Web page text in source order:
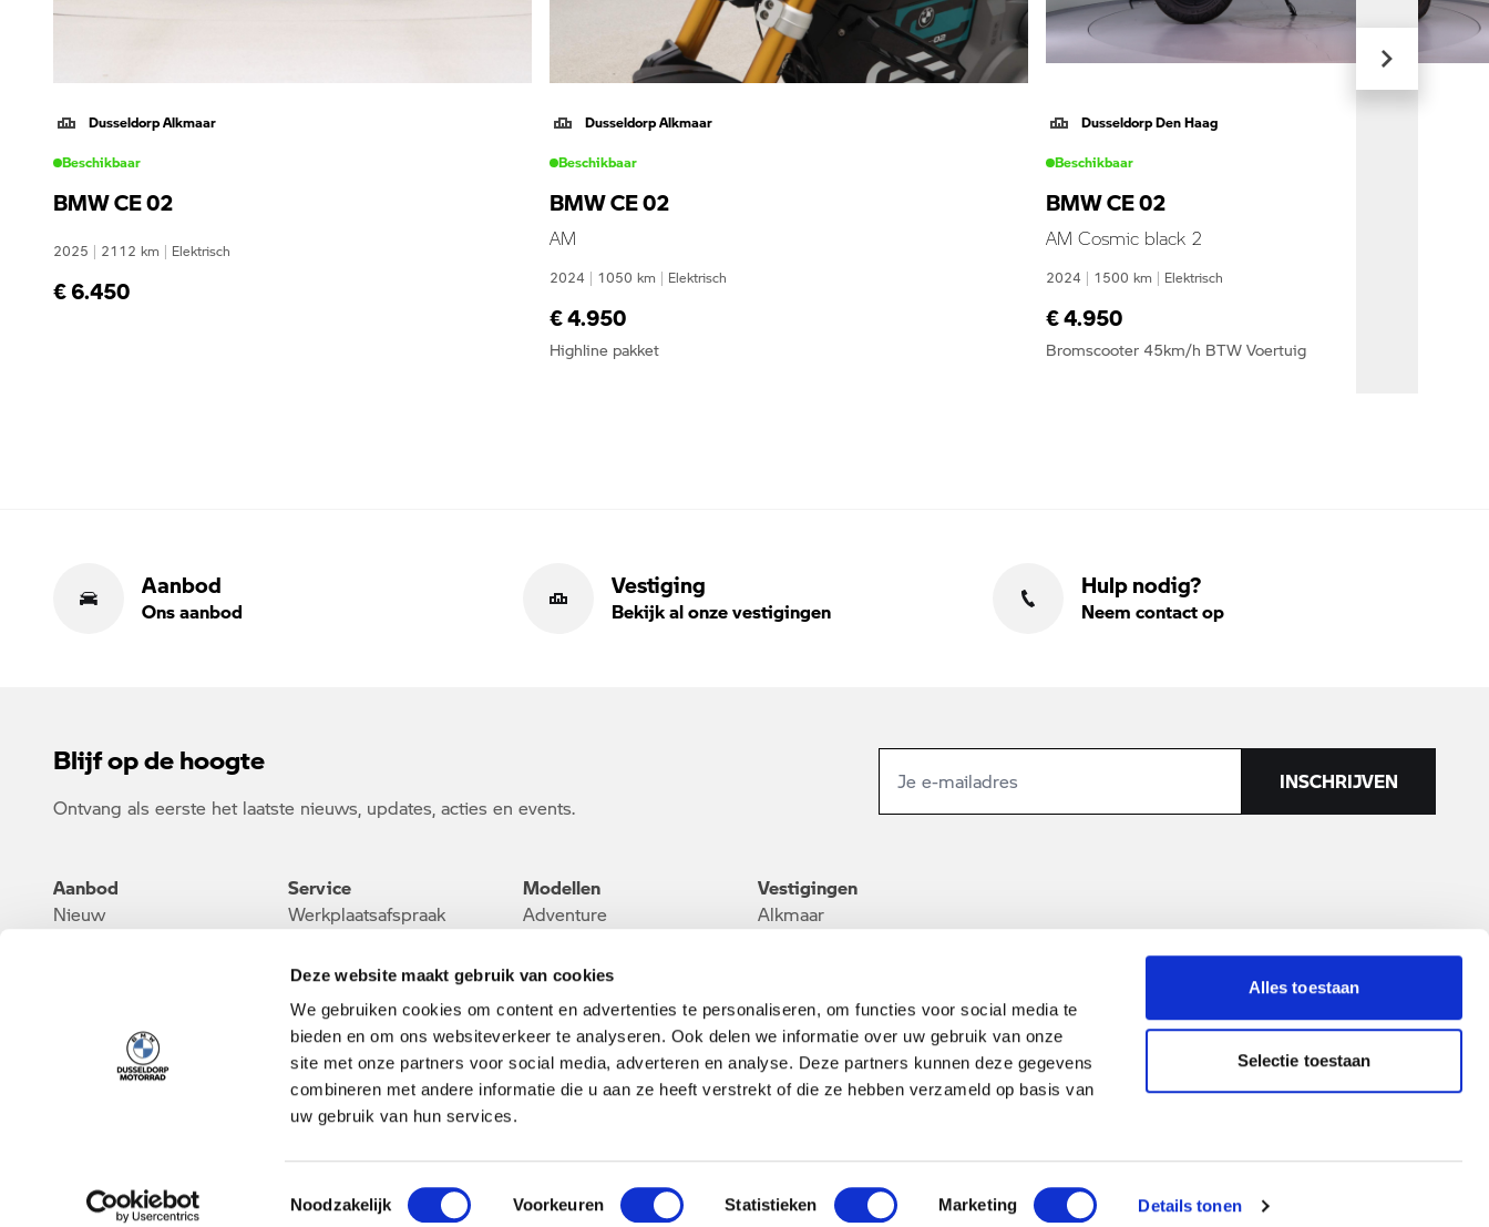
Deze website maakt gebruik van cookies
We gebruiken cookies om content en advertenties te personaliseren, om functies voor social media te
bieden en om ons websiteverkeer te analyseren. Ook delen we informatie over uw gebruik van onze
site met onze partners voor social media, adverteren en analyse. Deze partners kunnen deze gegevens
combineren met andere informatie die u aan ze heeft verstrekt of die ze hebben verzameld op basis van
uw gebruik van hun services.
Toestemmingsselectie
Noodzakelijk Voorkeuren Statistieken Marketing Details tonen
Alles toestaan
Selectie toestaan
Dusseldorp Alkmaar
Beschikbaar
BMW CE 02
2025 | 2112 km | Elektrisch
€ 6.450
Dusseldorp Alkmaar
Beschikbaar
BMW CE 02
AM
2024 | 1050 km | Elektrisch
€ 4.950
Highline pakket
Dusseldorp Den Haag
Beschikbaar
BMW CE 02
AM Cosmic black 2
2024 | 1500 km | Elektrisch
€ 4.950
Bromscooter 45km/h BTW Voertuig
Aanbod
Ons aanbod
Vestiging
Bekijk al onze vestigingen
Hulp nodig?
Neem contact op
Blijf op de hoogte
Ontvang als eerste het laatste nieuws, updates, acties en events.
INSCHRIJVEN
Aanbod
Nieuw
Service
Werkplaatsafspraak
Service inclusive
Aanhanger verhuur
Modellen
Adventure
Roadster
Sport
Tour
Urban Mobility
Vestigingen
Alkmaar
Vacatures
Algemene voorwaarden CookiesDisclaimer